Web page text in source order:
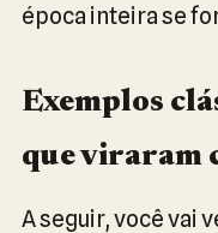
época inteira se
Exemplos
que viraram
A seguir, você vai